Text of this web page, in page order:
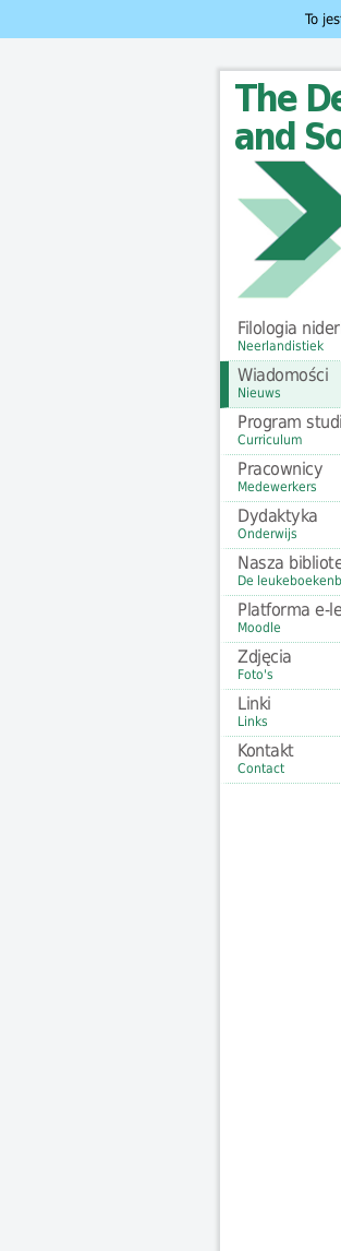
To
Filologia
Neerlandistiek
Wiadomości
Nieuws
Program
Curriculum
Pracownicy
Medewerkers
Dydaktyka
Onderwijs
Nasza
De
Platforma e-
Moodle
Zdjęcia
Foto's
Linki
Links
Kontakt
Contact